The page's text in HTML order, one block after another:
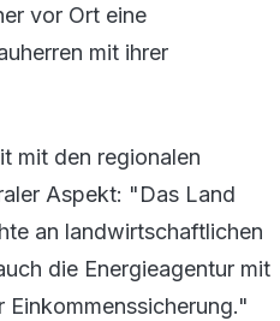
vor Ort eine
mit ihrer
mit den regionalen
Aspekt: "Das Land
an landwirtschaftlichen
die Energieagentur mit